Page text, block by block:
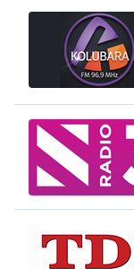
dialog
cancel
and
window.
Text